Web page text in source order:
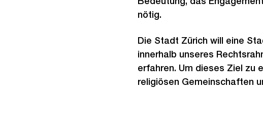
nötig.
Die Stadt Zürich will eine
innerhalb unseres
erfahren. Um dieses Ziel zu
religiösen Gemeinschaften